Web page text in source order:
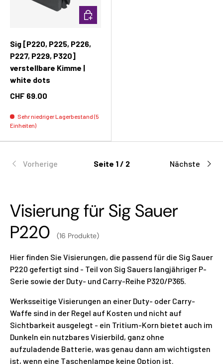
Sig [P220, P225, P226,
P227, P229, P320]
verstellbare Kimme |
white dots
CHF 69.00
Sehr niedriger Lagerbestand (5
Einheiten)
In den Warenkorb
Vorherige Seite 1 / 2 Nächste
Visierung für Sig Sauer
P220
(16 Produkte)
Hier finden Sie Visierungen, die passend für die Sig Sauer
P220 gefertigt sind - Teil von Sig Sauers langjähriger P-
Serie sowie der Duty- und Carry-Reihe P320/P365.
Werksseitige Visierungen an einer Duty- oder Carry-
Waffe sind in der Regel auf Kosten und nicht auf
Sichtbarkeit ausgelegt - ein Tritium-Korn bietet auch im
Dunkeln ein nutzbares Visierbild, ganz ohne
aufzuladende Batterie, was genau dann am wichtigsten
ist, wenn eine Taschenlampe keine Option ist.